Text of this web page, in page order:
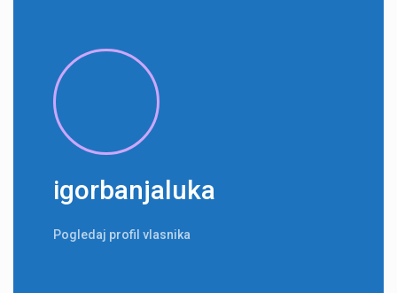
igorbanjaluka
Pogledaj profil vlasnika